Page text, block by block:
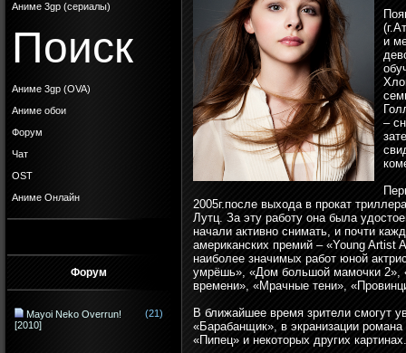
Аниме 3gp (сериалы)
Поиск
Аниме 3gp (OVA)
Аниме обои
Форум
Чат
OST
Аниме Онлайн
Форум
Mayoi Neko Overrun!
[2010]
(21)
и
–
2005г.после выхода в прокат
Лутц. За эту работу она была
начали активно снимать, и почти
американских премий – «Young Artist
наиболее значимых работ юной
умрёшь», «Дом большой мамочки 2»,
времени», «Мрачные тени»,
В ближайшее время зрители смогут
«Барабанщик», в экранизации
«Пипец» и некоторых других картинах.